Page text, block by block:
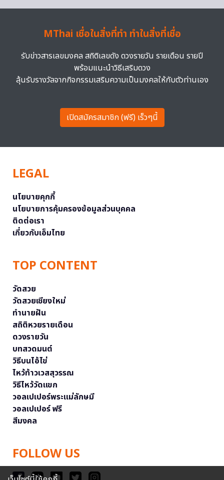
MThai เชื่อในสิ่งที่ทำ ทำในสิ่งที่เชื่อ
รับข่าวสารเลขมงคล สถิติเลขดัง ดวงรายวัน รายเดือน รายปี
พร้อมแนะนำวิธีเสริมดวง
ลุ้นรับรางวัลจากกิจกรรมเสริมความเป็นมงคลให้กับตัวท่านเอง
เปิดสมัครสมาชิก (ฟรี) เร็วๆนี้
LEGAL
นโยบายคุกกี้
นโยบายการคุ้มครองข้อมูลส่วนบุคคล
ติดต่อเรา
เกี่ยวกับเอ็มไทย
TOP CONTENT
วัดสวย
วัดสวยเชียงใหม่
ทำนายฝัน
สถิติหวยรายเดือน
ดวงรายวัน
บทสวดมนต์
วิธีบนไอ้ไข่
ไหว้ท้าวเวสสุวรรณ
วิธีไหว้วัดแขก
วอลเปเปอร์พระแม่ลักษมี
วอลเปเปอร์ ฟรี
สีมงคล
FOLLOW US